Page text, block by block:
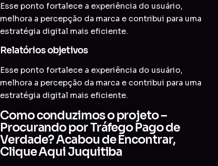
Esse ponto fortalece a experiência do usuário,
melhora a percepção da marca e contribui para uma
estratégia digital mais eficiente.
Relatórios objetivos
Esse ponto fortalece a experiência do usuário,
melhora a percepção da marca e contribui para uma
estratégia digital mais eficiente.
Como conduzimos o projeto –
Procurando por Tráfego Pago de
Verdade? Acabou de Encontrar,
Clique Aqui Juquitiba